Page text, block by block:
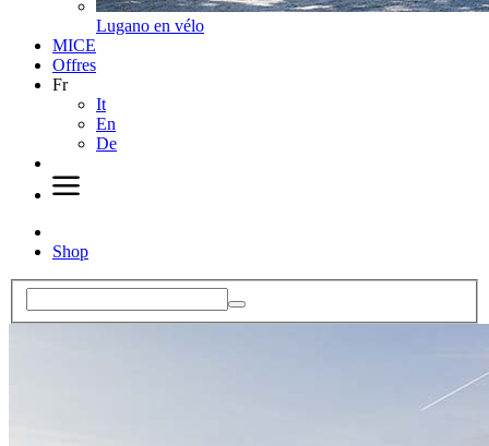
Lugano en vélo
MICE
Offres
Fr
It
En
De
Shop